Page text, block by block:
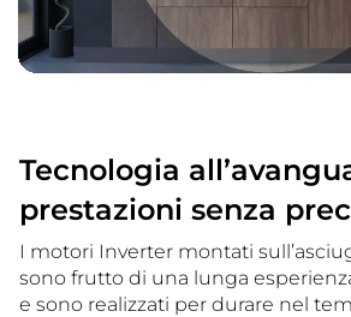
Tecnologia
prestazioni senza
I motori Inverter montati
sono frutto di una lunga
e sono realizzati per durare nel